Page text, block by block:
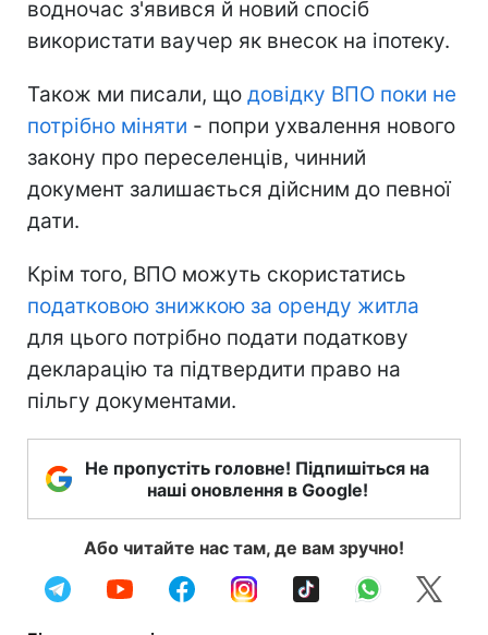
водночас з'явився й новий спосіб
використати ваучер як внесок на іпотеку.
Також ми писали, що довідку ВПО поки не
потрібно міняти - попри ухвалення нового
закону про переселенців, чинний
документ залишається дійсним до певної
дати.
Крім того, ВПО можуть скористатись
податковою знижкою за оренду житла
для цього потрібно подати податкову
декларацію та підтвердити право на
пільгу документами.
Не пропустіть головне! Підпишіться на
наші оновлення в Google!
Або читайте нас там, де вам зручно!